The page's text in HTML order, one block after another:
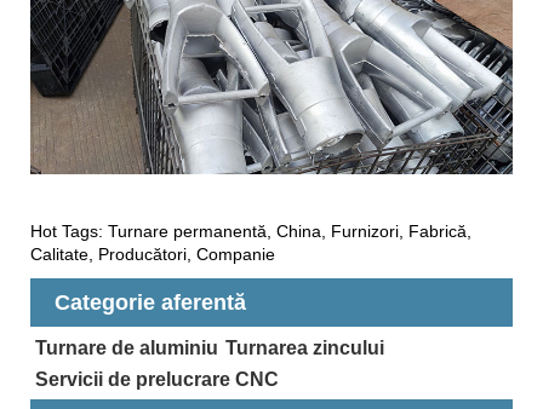
Hot Tags: Turnare permanentă, China, Furnizori, Fabrică,
Calitate, Producători, Companie
Categorie aferentă
Turnare de aluminiu Turnarea zincului
Servicii de prelucrare CNC